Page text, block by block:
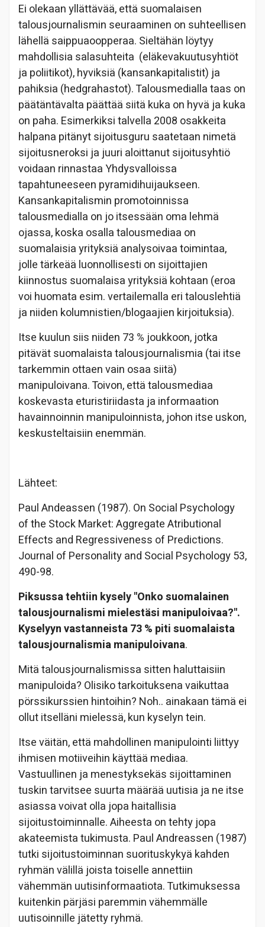
Ei olekaan yllättävää, että suomalaisen
talousjournalismin seuraaminen on suhteellisen
lähellä saippuaoopperaa. Sieltähän löytyy
mahdollisia salasuhteita (eläkevakuutusyhtiöt
ja poliitikot), hyviksiä (kansankapitalistit) ja
pahiksia (hedgrahastot). Talousmedialla taas on
päätäntävalta päättää siitä kuka on hyvä ja kuka
on paha. Esimerkiksi talvella 2008 osakkeita
halpana pitänyt sijoitusguru saatetaan nimetä
sijoitusneroksi ja juuri aloittanut sijoitusyhtiö
voidaan rinnastaa Yhdysvalloissa
tapahtuneeseen pyramidihuijaukseen.
Kansankapitalismin promotoinnissa
talousmedialla on jo itsessään oma lehmä
ojassa, koska osalla talousmediaa on
suomalaisia yrityksiä analysoivaa toimintaa,
jolle tärkeää luonnollisesti on sijoittajien
kiinnostus suomalaisa yrityksiä kohtaan (eroa
voi huomata esim. vertailemalla eri talouslehtiä
ja niiden kolumnistien/blogaajien kirjoituksia).
Itse kuulun siis niiden 73 % joukkoon, jotka
pitävät suomalaista talousjournalismia (tai itse
tarkemmin ottaen vain osaa siitä)
manipuloivana. Toivon, että talousmediaa
koskevasta eturistiriidasta ja informaation
havainnoinnin manipuloinnista, johon itse uskon,
keskusteltaisiin enemmän.
Lähteet:
Paul Andeassen (1987). On Social Psychology
of the Stock Market: Aggregate Atributional
Effects and Regressiveness of Predictions.
Journal of Personality and Social Psychology 53,
490-98.
Piksussa tehtiin kysely "Onko suomalainen
talousjournalismi mielestäsi manipuloivaa?".
Kyselyyn vastanneista 73 % piti suomalaista
talousjournalismia manipuloivana.
Mitä talousjournalismissa sitten haluttaisiin
manipuloida? Olisiko tarkoituksena vaikuttaa
pörssikurssien hintoihin? Noh.. ainakaan tämä ei
ollut itselläni mielessä, kun kyselyn tein.
Itse väitän, että mahdollinen manipulointi liittyy
ihmisen motiiveihin käyttää mediaa.
Vastuullinen ja menestyksekäs sijoittaminen
tuskin tarvitsee suurta määrää uutisia ja ne itse
asiassa voivat olla jopa haitallisia
sijoitustoiminnalle. Aiheesta on tehty jopa
akateemista tukimusta. Paul Andreassen (1987)
tutki sijoitustoiminnan suorituskykyä kahden
ryhmän välillä joista toiselle annettiin
vähemmän uutisinformaatiota. Tutkimuksessa
kuitenkin pärjäsi paremmin vähemmälle
uutisoinnille jätetty ryhmä.